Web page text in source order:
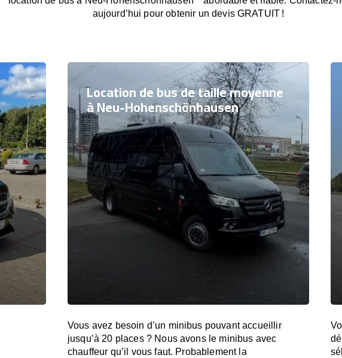
aujourd’hui pour obtenir un devis GRATUIT !
Location de bus de taille moyenne
à Neu-Hohenschönhausen
Vous avez besoin d’un minibus pouvant accueillir
jusqu’à 20 places ? Nous avons le minibus avec
chauffeur qu’il vous faut. Probablement la